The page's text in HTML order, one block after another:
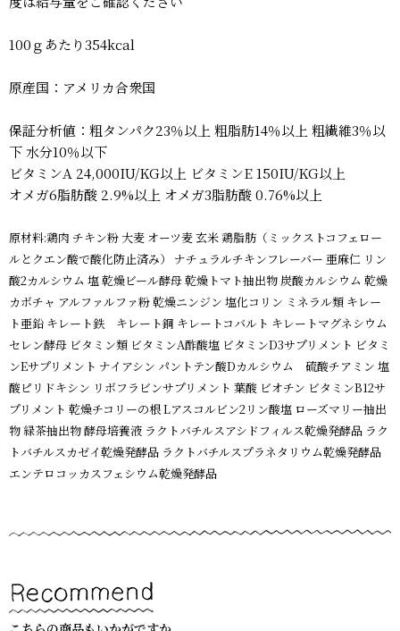
100ｇあたり354kcal
原産国：アメリカ合衆国
保証分析値：粗タンパク23％以上 粗脂肪14％以上 粗繊維3％以
下 水分10％以下
ビタミンA 24,000IU/KG以上 ビタミンE 150IU/KG以上
オメガ6脂肪酸 2.9%以上 オメガ3脂肪酸 0.76%以上
原材料:鶏肉 チキン粉 大麦 オーツ麦 玄米 鶏脂肪（ミックストコフェロー
ルとクエン酸で酸化防止済み） ナチュラルチキンフレーバー 亜麻仁 リン
酸2カルシウム 塩 乾燥ビール酵母 乾燥トマト抽出物 炭酸カルシウム 乾燥
カボチャ アルファルファ粉 乾燥ニンジン 塩化コリン ミネラル類 キレー
ト亜鉛 キレート鉄 キレート銅 キレートコバルト キレートマグネシウム
セレン酵母 ビタミン類 ビタミンA酢酸塩 ビタミンD3サプリメント ビタミ
ンEサプリメント ナイアシン パントテン酸Dカルシウム 硫酸チアミン 塩
酸ピリドキシン リボフラビンサプリメント 葉酸 ビオチン ビタミンB12サ
プリメント 乾燥チコリーの根 Lアスコルビン2リン酸塩 ローズマリー抽出
物 緑茶抽出物 酵母培養液 ラクトバチルスアシドフィルス乾燥発酵品 ラク
トバチルスカゼイ乾燥発酵品 ラクトバチルスプラネタリウム乾燥発酵品
エンテロコッカスフェシウム乾燥発酵品